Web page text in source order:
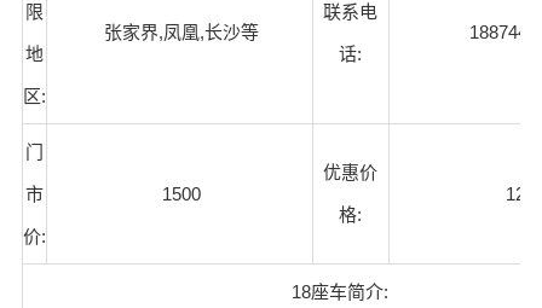
限
地
区:
张家界,凤凰,长沙等
联系电
话:
门
市
价:
1500
优惠价
格:
18座车简介: